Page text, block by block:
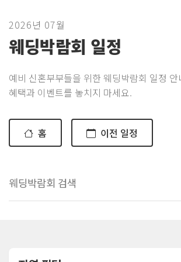
2026년 07월
웨딩박람회 일정
예비 신혼부부들을 위한 웨딩박람회 일정
혜택과 이벤트를 놓치지 마세요.
홈 이전 일정